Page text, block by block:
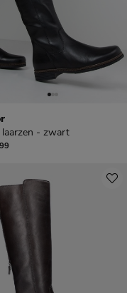
laarzen - zwart
99